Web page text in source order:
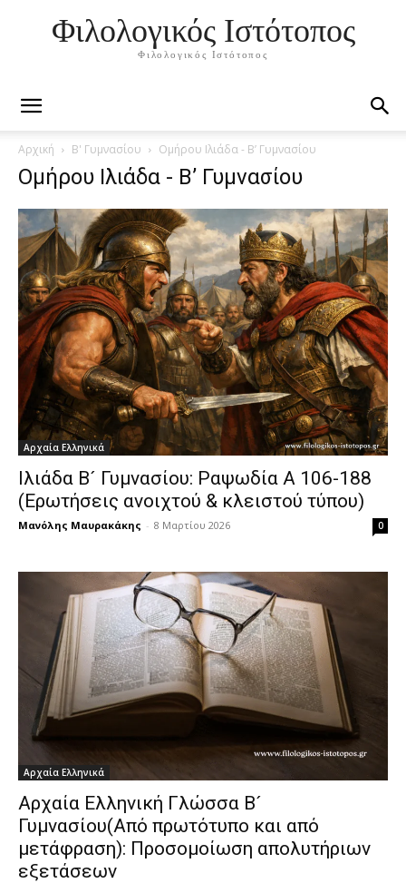
Φιλολογικός Ιστότοπος
Φιλολογικός Ιστότοπος
Αρχική Β' Γυμνασίου Ομήρου Ιλιάδα - Β’ Γυμνασίου
Ομήρου Ιλιάδα - Β’ Γυμνασίου
Αρχαία Ελληνικά
Ιλιάδα Β´ Γυμνασίου: Ραψωδία Α 106-188
(Ερωτήσεις ανοιχτού & κλειστού τύπου)
Μανόλης Μαυρακάκης - 8 Μαρτίου 2026 0
Αρχαία Ελληνικά
Αρχαία Ελληνική Γλώσσα Β´
Γυμνασίου(Από πρωτότυπο και από
μετάφραση): Προσομοίωση απολυτήριων
εξετάσεων